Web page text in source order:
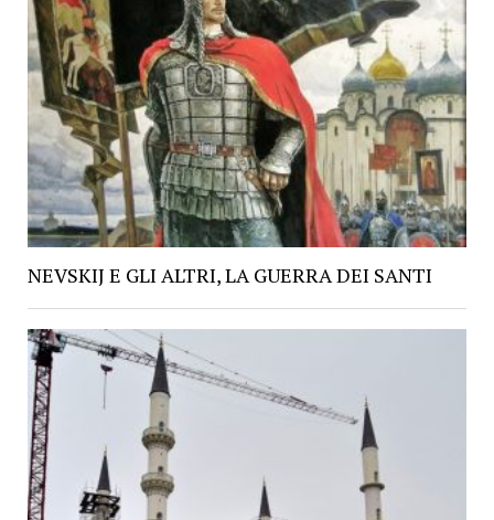
NEVSKIJ E GLI ALTRI, LA GUERRA DEI SANTI